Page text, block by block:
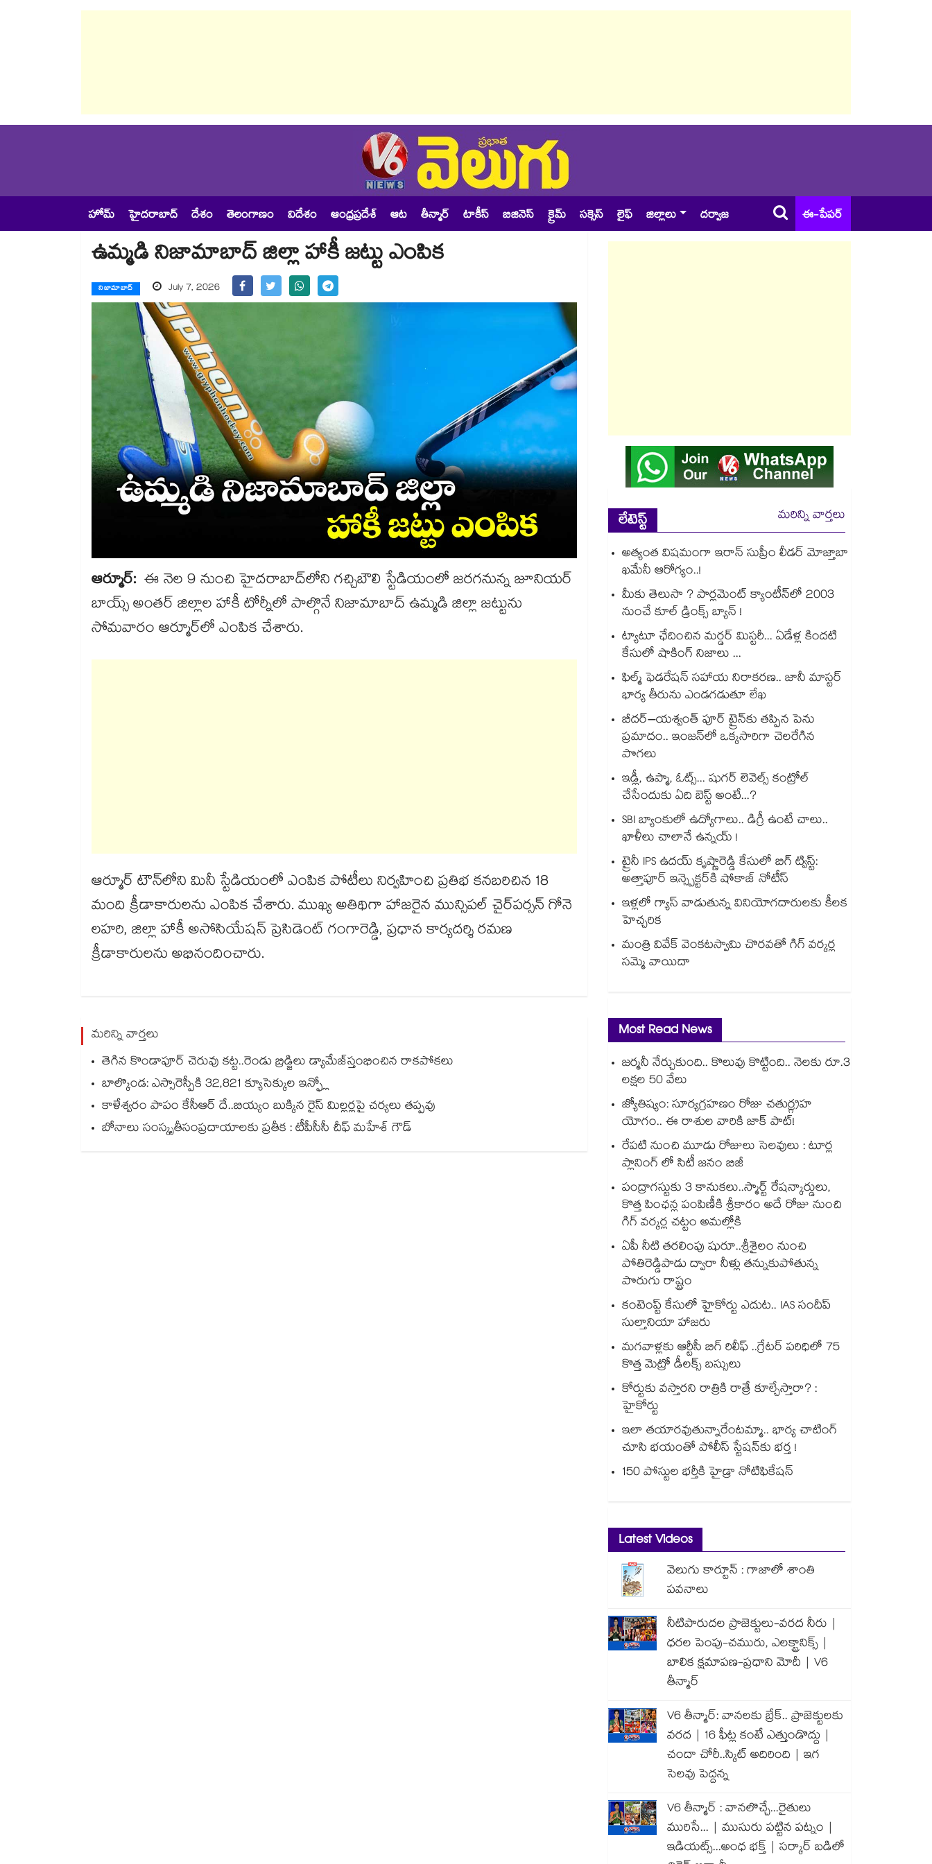
హోమ్ హైదరాబాద్ దేశం తెలంగాణం విదేశం ఆంధ్రప్రదేశ్ ఆట తీన్మార్ టాకీస్ బిజినెస్ క్రైమ్ సక్సెస్ లైఫ్ జిల్లాలు దర్వాజ ఈ-పేపర్
ఉమ్మడి నిజామాబాద్ జిల్లా హాకీ జట్టు ఎంపిక
నిజామాబాద్ July 7, 2026
ఆర్మూర్​: ఈ నెల 9 నుంచి హైదరాబాద్‌‌‌‌‌‌‌‌‌‌‌‌‌‌‌‌లోని గచ్చిబౌలి స్టేడియంలో జరగనున్న జూనియర్
బాయ్స్‌‌‌‌‌‌‌‌‌‌‌‌‌‌‌‌ అంతర్ జిల్లాల హాకీ టోర్నీలో పాల్గొనే నిజామాబాద్ ఉమ్మడి జిల్లా జట్టును
సోమవారం ఆర్మూర్‌‌‌‌‌‌‌‌‌‌‌‌‌‌‌‌‌‌‌‌‌‌‌‌‌‌‌‌‌‌‌‌లో ఎంపిక చేశారు.
ఆర్మూర్ టౌన్‌‌‌‌‌‌‌‌‌‌‌‌‌‌‌‌లోని మినీ స్టేడియంలో ఎంపిక పోటీలు నిర్వహించి ప్రతిభ కనబరిచిన 18
మంది క్రీడాకారులను ఎంపిక చేశారు. ముఖ్య అతిథిగా హాజరైన మున్సిపల్​ చైర్‌‌‌‌‌‌‌‌‌‌‌‌‌‌‌‌‌‌‌‌‌‌‌‌‌‌‌‌‌‌‌‌పర్సన్‌‌‌‌‌‌‌‌‌‌‌‌‌‌‌‌ గోనె
లహరి, జిల్లా హాకీ అసోసియేషన్ ప్రెసిడెంట్​ గంగారెడ్డి, ప్రధాన కార్యదర్శి రమణ
క్రీడాకారులను అభినందించారు.
మరిన్ని వార్తలు
తెగిన కొండాపూర్‌‌‌‌ చెరువు కట్ట..రెండు బ్రిడ్జి‌‌‌‌లు డ్యామేజ్‌‌‌‌‌‌‌‌స్తంభించిన రాకపోకలు ‌‌‌‌
బాల్కొండ: ఎస్సారెస్పీకి 32,821 క్యూసెక్కుల ఇన్ఫ్లో
కాళేశ్వరం పాపం కేసీఆర్ దే..బియ్యం బుక్కిన రైస్ మిల్లర్లపై చర్యలు తప్పవు
బోనాలు సంస్కృతీసంప్రదాయాలకు ప్రతీక : టీపీసీసీ చీఫ్‌‌‌‌‌‌‌‌‌‌‌‌‌‌‌‌ మహేశ్‌‌‌‌‌‌‌‌ గౌడ్‌‌‌‌‌‌‌‌‌‌‌‌‌‌‌‌
లేటెస్ట్
మరిన్ని వార్తలు
అత్యంత విషమంగా ఇరాన్ సుప్రీం లీడర్ మోజ్తాబా
ఖమేనీ ఆరోగ్యం..!
మీకు తెలుసా ? పార్లమెంట్ క్యాంటీన్⁪లో 2003
నుంచే కూల్ డ్రింక్స్ బ్యాన్ !
ట్యాటూ ఛేదించిన మర్డర్ మిస్టరీ... ఏడేళ్ల కిందటి
కేసులో షాకింగ్ నిజాలు ...
ఫిల్మ్ ఫెడరేషన్ సహాయ నిరాకరణ.. జానీ మాస్టర్
భార్య తీరును ఎండగడుతూ లేఖ
బీదర్–యశ్వంత్ పూర్ ట్రైన్‎కు తప్పిన పెను
ప్రమాదం.. ఇంజన్‎లో ఒక్కసారిగా చెలరేగిన
పొగలు
ఇడ్లీ, ఉప్మా, ఓట్స్... షుగర్ లెవెల్స్ కంట్రోల్
చేసేందుకు ఏది బెస్ట్ అంటే...?
SBI బ్యాంకులో ఉద్యోగాలు.. డిగ్రీ ఉంటే చాలు..
ఖాళీలు చాలానే ఉన్నయ్ !
ట్రైనీ IPS ఉదయ్ కృష్ణారెడ్డి కేసులో బిగ్ ట్విస్ట్:
అత్తాపూర్ ఇన్స్పెక్టర్‎కి షోకాజ్ నోటీస్
ఇళ్లలో గ్యాస్ వాడుతున్న వినియోగదారులకు కీలక
హెచ్చరిక
మంత్రి వివేక్ వెంకటస్వామి చొరవతో గిగ్ వర్కర్ల
సమ్మె వాయిదా
Most Read News
జర్మనీ నేర్చుకుంది.. కొలువు కొట్టింది.. నెలకు రూ.3
లక్షల 50 వేలు
జ్యోతిష్యం: సూర్యగ్రహణం రోజు చతుర్గ్రహ
యోగం.. ఈ రాశుల వారికి జాక్ పాట్!
రేపటి నుంచి మూడు రోజులు సెలవులు : టూర్ల
ప్లానింగ్ లో సిటీ జనం బిజీ
పంద్రాగస్టుకు 3 కానుకలు..స్మార్ట్ రేషన్కార్డులు,
కొత్త పింఛన్ల పంపిణీకి శ్రీకారం అదే రోజు నుంచి
గిగ్ వర్కర్ల చట్టం అమల్లోకి
ఏపీ నీటి తరలింపు షురూ..శ్రీశైలం నుంచి
పోతిరెడ్డిపాడు ద్వారా నీళ్లు తన్నుకుపోతున్న
పొరుగు రాష్ట్రం
కంటెంప్ట్ కేసులో హైకోర్టు ఎదుట.. IAS సందీప్
సుల్తానియా హాజరు
మగవాళ్లకు ఆర్టీసీ బిగ్ రిలీఫ్ ..గ్రేటర్ పరిధిలో 75
కొత్త మెట్రో డీలక్స్ బస్సులు
కోర్టుకు వస్తారని రాత్రికి రాత్రే కూల్చేస్తారా? :
హైకోర్టు
ఇలా తయారవుతున్నారేంటమ్మా.. భార్య చాటింగ్
చూసి భయంతో పోలీస్ స్టేషన్⁫కు భర్త !
150 పోస్టుల భర్తీకి హైడ్రా నోటిఫికేషన్
Latest Videos
వెలుగు కార్టూన్ : గాజాలో శాంతి
పవనాలు
నీటిపారుదల ప్రాజెక్టులు-వరద నీరు |
ధరల పెంపు-చమురు, ఎలక్ట్రానిక్స్ |
బాలిక క్షమాపణ-ప్రధాని మోదీ | V6
తీన్మార్
V6 తీన్మార్: వానలకు బ్రేక్.. ప్రాజెక్టులకు
వరద | 16 ఫీట్ల కంటే ఎత్తుండొద్దు |
చందా చోరీ..స్కిట్ అదిరింది | ఇగ
సెలవు పెద్దన్న
V6 తీన్మార్ : వానలొచ్చే...రైతులు
మురిసే... | ముసురు పట్టిన పట్నం |
ఇడియట్స్...అంధ భక్త్ | సర్కార్ బడిలో